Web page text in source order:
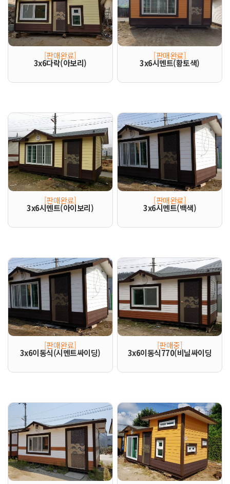
[판매완료]
3x6다락(아보리)
[판매완료]
3x6시멘트(황토색)
[판매완료]
3x6시멘트(아이보리)
[판매완료]
3x6시멘트(백색)
[판매완료]
3x6이동식(시멘트싸이딩)
[판매중]
3x6이동식770(비닐싸이딩